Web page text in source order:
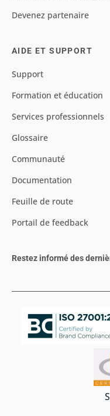
Devenez partenaire
AIDE ET SUPPORT
Support
Formation et éducation
Services professionnels
Glossaire
Communauté
Documentation
Feuille de route
Portail de feedback
Restez informé des